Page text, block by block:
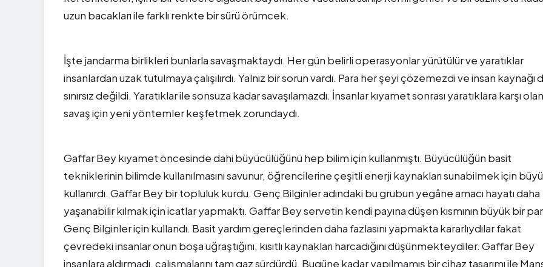
uzun bacakları ile farklı renkte bir sürü örümcek.
İşte jandarma birlikleri bunlarla savaşmaktaydı. Her gün belirli operasyonlar yürütülür ve yaratıklar
insanlardan uzak tutulmaya çalışılırdı. Yalnız bir sorun vardı. Para her şeyi çözemezdi ve insan kaynağı
sınırsız değildi. Yaratıklar ile sonsuza kadar savaşılamazdı. İnsanlar kıyamet sonrası yaratıklara karşı olan
savaş için yeni yöntemler keşfetmek zorundaydı.
Gaffar Bey kıyamet öncesinde dahi büyücülüğünü hep bilim için kullanmıştı. Büyücülüğün basit
tekniklerinin bilimde kullanılmasını savunur, öğrencilerine çeşitli enerji kaynakları sunabilmek için büyü
kullanırdı. Gaffar Bey bir topluluk kurdu. Genç Bilginler adındaki bu grubun yegâne amacı hayatı daha
yaşanabilir kılmak için icatlar yapmaktı. Gaffar Bey servetin kendi payına düşen kısmının büyük bir
Genç Bilginler için kullandı. Basit yardım gereçlerinden daha fazlasını yapmakta kararlıydılar fakat
çevredeki insanlar onun boşa uğraştığını, kısıtlı kaynakları harcadığını düşünmekteydiler. Gaffar Bey
insanlara aldırmadı, çalışmalarını tam gaz sürdürdü. Bugüne kadar yapılmamış bir cihaz tasarımı ile